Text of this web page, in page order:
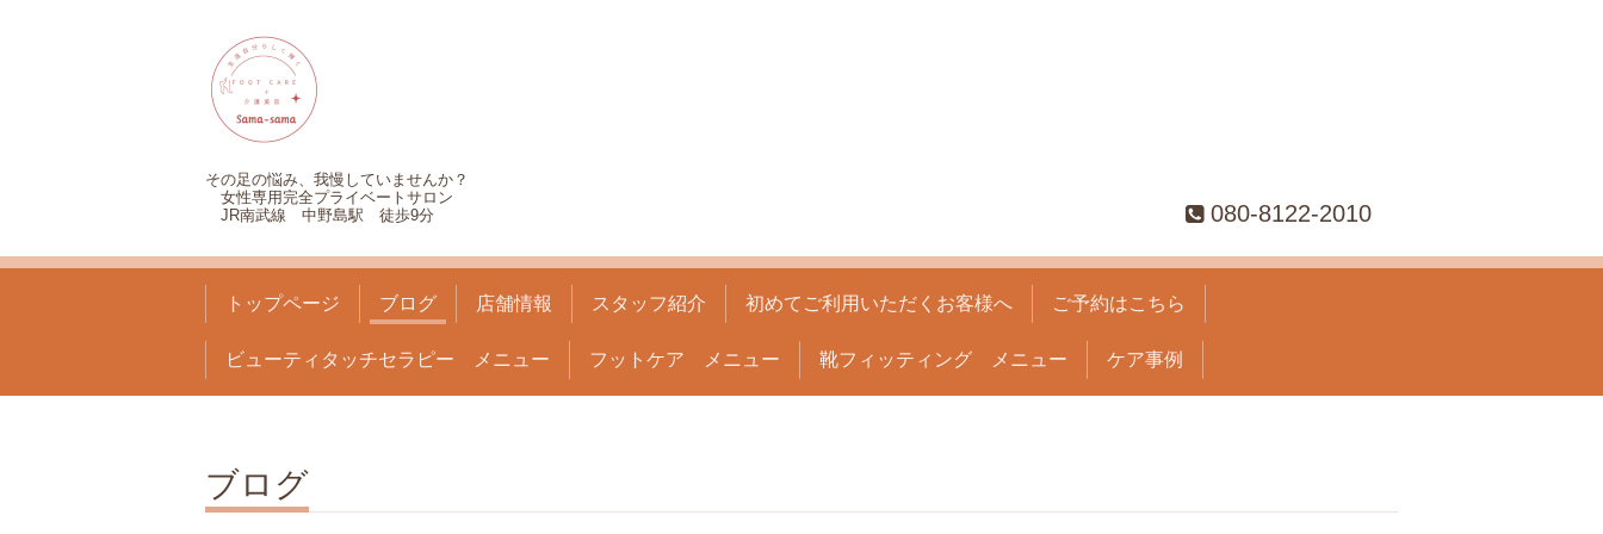
その足の悩み、我慢していませんか？
女性専用完全プライベートサロン
JR南武線 中野島駅 徒歩9分
080-8122-2010
トップページ ブログ 店舗情報 スタッフ紹介 初めてご利用いただくお客様へ ご予約はこちら
ビューティタッチセラピー メニュー フットケア メニュー 靴フィッティング メニュー ケア事例
ブログ